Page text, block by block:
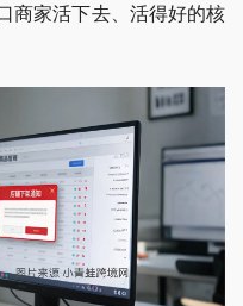
商家活下去、活得好的核